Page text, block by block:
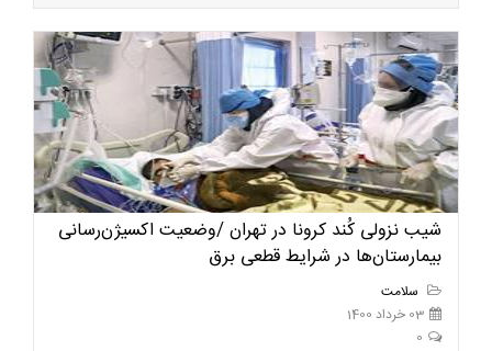
شیب نزولی کُند کرونا در تهران /وضعیت اکسیژن‌رسانی
بیمارستان‌ها در شرایط قطعی برق
سلامت
03 خرداد 1400
0